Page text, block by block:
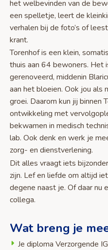
het welbevinden van de
een spelletje, leert de
verhalen bij de foto’s of
krant.
Torenhof is een klein,
thuis aan 64 bewoners. Het
gerenoveerd, middenin
aan het bloeien. Ook jou als
groei. Daarom kun jij binnen
ontwikkeling met
bekwamen in medisch
lab. Ook denk en werk je
zorg- en dienstverlening.
Dit alles vraagt iets
zijn. Lef en liefde om altijd
degene naast je. Of daar nu
collega.
Wat breng je
Je diploma Verzorgende